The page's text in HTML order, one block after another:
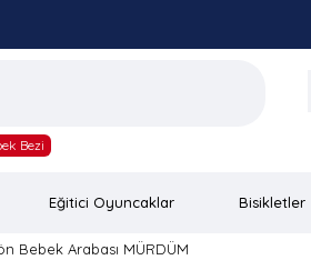
Bezi
Eğitici Oyuncaklar Bisikletler
Bebek Arabası MÜRDÜM